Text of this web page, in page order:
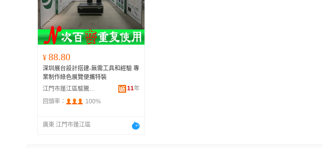
¥ 88.80
深圳展台設計搭建-無需工具和經驗 專
業制作綠色展覽便攜特裝
江門市蓬江區駿騰展覽展示器材廠
11年
回頭率：
100%
廣東 江門市蓬江區